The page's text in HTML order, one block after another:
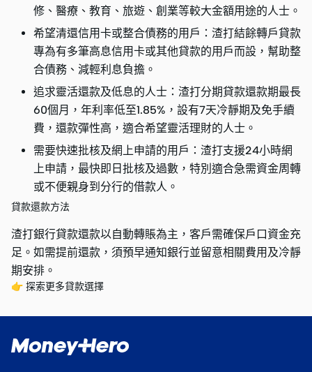
修、醫療、教育、旅遊、創業等較大金額用途的人士。
希望清還信用卡或整合債務的用戶：渣打結餘轉戶貸款
專為有多筆高息信用卡或其他貸款的用戶而設，幫助整
合債務、減輕利息負擔。
追求靈活還款及低息的人士：渣打分期貸款還款期最長
60個月，年利率低至1.85%，設有7天冷靜期及免手續
費，還款彈性高，適合希望靈活理財的人士。
需要快速批核及網上申請的用戶：渣打支援24小時網
上申請，最快即日批核及過數，特別適合急需資金周轉
或不便親身到分行的借款人。
貸款還款方法
渣打銀行貸款還款以自動轉賬為主，客戶需確保戶口資金充
足。如需提前還款，須預早通知銀行並留意相關費用及冷靜
期安排。
👉 探索更多貸款選擇